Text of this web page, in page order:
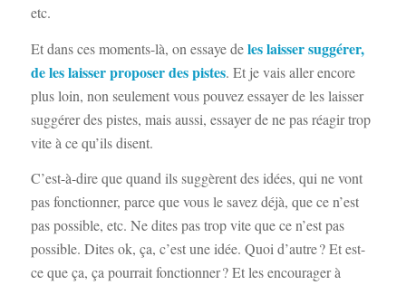
etc.
Et dans ces moments-là, on essaye deles laisser suggérer,
de les laisser proposer des pistes. Et je vais aller encore
plus loin, non seulement vous pouvez essayer de les laisser
suggérer des pistes, mais aussi, essayer de ne pas réagir trop
vite à ce qu’ils disent.
C’est-à-dire que quand ils suggèrent des idées, qui ne vont
pas fonctionner, parce que vous le savez déjà, que ce n’est
pas possible, etc. Ne dites pas trop vite que ce n’est pas
possible. Dites ok, ça, c’est une idée. Quoi d’autre ? Et est-
ce que ça, ça pourrait fonctionner ? Et les encourager à